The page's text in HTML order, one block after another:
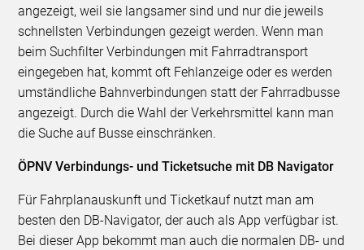
angezeigt, weil sie langsamer sind und nur die jeweils
schnellsten Verbindungen gezeigt werden. Wenn man
beim Suchfilter Verbindungen mit Fahrradtransport
eingegeben hat, kommt oft Fehlanzeige oder es werden
umständliche Bahnverbindungen statt der Fahrradbusse
angezeigt. Durch die Wahl der Verkehrsmittel kann man
die Suche auf Busse einschränken.
ÖPNV Verbindungs- und Ticketsuche mit DB Navigator
Für Fahrplanauskunft und Ticketkauf nutzt man am
besten den DB-Navigator, der auch als App verfügbar ist.
Bei dieser App bekommt man auch die normalen DB- und